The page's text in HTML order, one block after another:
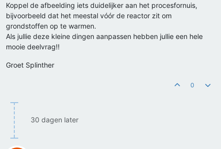
Koppel de afbeelding iets duidelijker aan het procesfornuis,
bijvoorbeeld dat het meestal vóór de reactor zit om
grondstoffen op te warmen.
Als jullie deze kleine dingen aanpassen hebben jullie een hele
mooie deelvrag!!
Groet Splinther
0
30 dagen later